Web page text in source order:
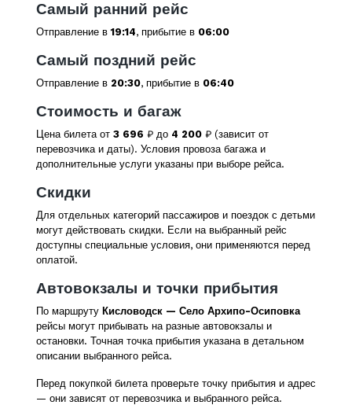
Самый ранний рейс
Отправление в19:14, прибытие в 06:00
Самый поздний рейс
Отправление в 20:30, прибытие в 06:40
Стоимость и багаж
Цена билета от 3 696 ₽ до 4 200 ₽ (зависит от
перевозчика и даты). Условия провоза багажа и
дополнительные услуги указаны при выборе рейса.
Скидки
Для отдельных категорий пассажиров и поездок с детьми
могут действовать скидки. Если на выбранный рейс
доступны специальные условия, они применяются перед
оплатой.
Автовокзалы и точки прибытия
По маршруту Кисловодск — Село Архипо-Осиповка
рейсы могут прибывать на разные автовокзалы и
остановки. Точная точка прибытия указана в детальном
описании выбранного рейса.
Перед покупкой билета проверьте точку прибытия и адрес
— они зависят от перевозчика и выбранного рейса.